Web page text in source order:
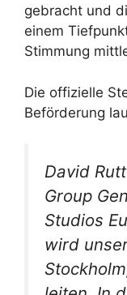
gebracht und
einem
Stimmung
Die offizielle
Beförderung
David
Group
Studios
wird